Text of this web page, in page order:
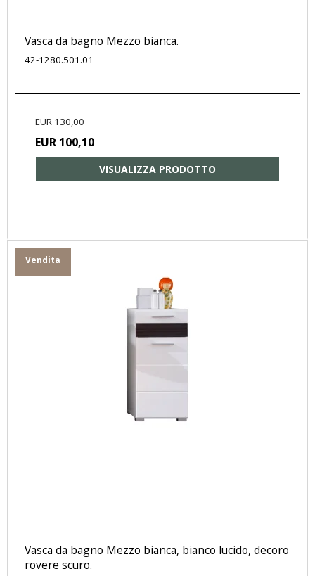
Vasca da bagno Mezzo bianca.
42-1280.501.01
EUR 130,00
EUR 100,10
VISUALIZZA PRODOTTO
Vendita
Vasca da bagno Mezzo bianca, bianco lucido, decoro
rovere scuro.